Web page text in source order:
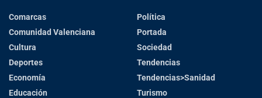
Comarcas
Comunidad Valenciana
Cultura
Deportes
Economía
Educación
Política
Portada
Sociedad
Tendencias
Tendencias>Sanidad
Turismo